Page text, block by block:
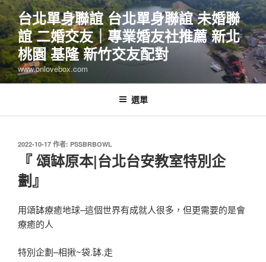
跳
至
主
要
內
容
台北單身聯誼 台北單身聯誼 未婚聯
誼 二婚交友｜專業婚友社推薦 新北
桃園 基隆 新竹交友配對
www.onlovebox.com
選單
發
2022-10-17 作者: PSSBRBOWL
『 頌缽原本|台北台安教室特別企
劃』
用頌缽療癒地球–這個世界有成就人很多，但更需要的是會
療癒的人
特別企劃–相揪~袋.缽.走